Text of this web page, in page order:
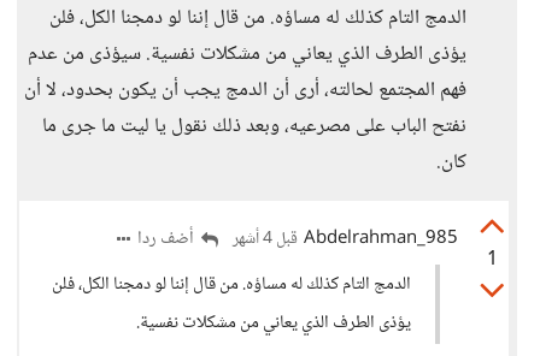
الدمج التام كذلك له مساؤه. من قال إننا لو دمجنا الكل، فلن
يؤذى الطرف الذي يعاني من مشكلات نفسية. سيؤذى من عدم
فهم المجتمع لحالته، أرى أن الدمج يجب أن يكون بحدود، لا أن
نفتح الباب على مصرعيه، وبعد ذلك نقول يا ليت ما جرى ما
كان.
1
Abdelrahman_985 قبل 4 أشهر
أضف ردا
الدمج التام كذلك له مساؤه. من قال إننا لو دمجنا الكل، فلن
يؤذى الطرف الذي يعاني من مشكلات نفسية.